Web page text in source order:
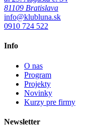
81109 Bratislava
info@klubluna.sk
0910 724 522
Info
O nas
Program
Projekty
Novinky
Kurzy pre firmy
Newsletter